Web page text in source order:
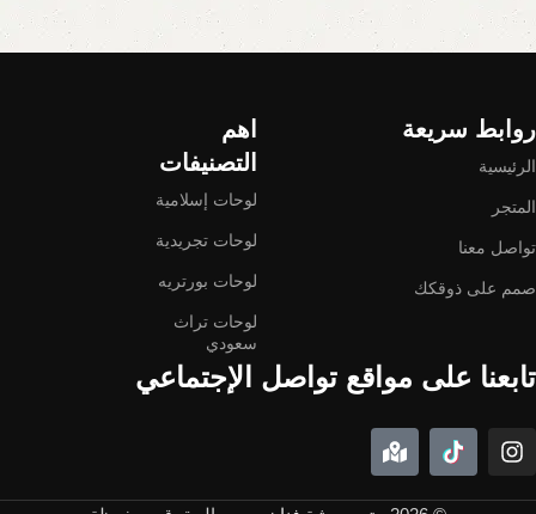
Read More
روابط سريعة
الرئيسية
المتجر
تواصل معنا
صمم على ذوقكك
اهم
التصنيفات
لوحات إسلامية
لوحات تجريدية
لوحات بورتريه
لوحات تراث
سعودي
تابعنا على مواقع تواصل الإجتماعي